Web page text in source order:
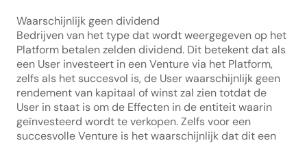
Waarschijnlijk geen dividend
Bedrijven van het type dat wordt weergegeven op het
Platform betalen zelden dividend. Dit betekent dat als
een User investeert in een Venture via het Platform,
zelfs als het succesvol is, de User waarschijnlijk geen
rendement van kapitaal of winst zal zien totdat de
User in staat is om de Effecten in de entiteit waarin
geïnvesteerd wordt te verkopen. Zelfs voor een
succesvolle Venture is het waarschijnlijk dat dit een